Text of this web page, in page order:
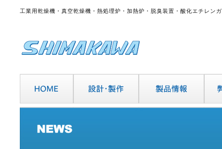
工業用乾燥機・真空乾燥機・熱処理炉・加熱炉・脱臭装置・酸化エチレン